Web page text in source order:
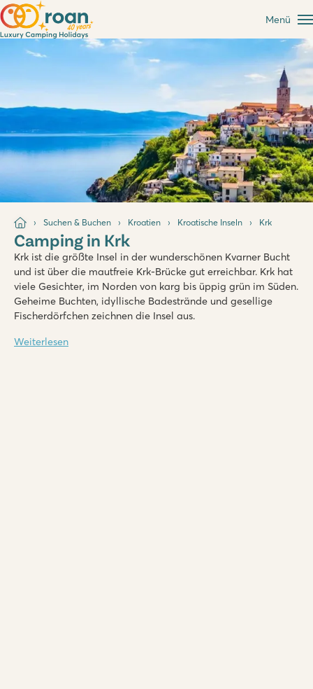
Menü
Suchen & Buchen Kroatien Kroatische Inseln Krk
Camping in Krk
Krk ist die größte Insel in der wunderschönen Kvarner Bucht
und ist über die mautfreie Krk-Brücke gut erreichbar. Krk hat
viele Gesichter, im Norden von karg bis üppig grün im Süden.
Geheime Buchten, idyllische Badestrände und gesellige
Fischerdörfchen zeichnen die Insel aus.
Weiterlesen